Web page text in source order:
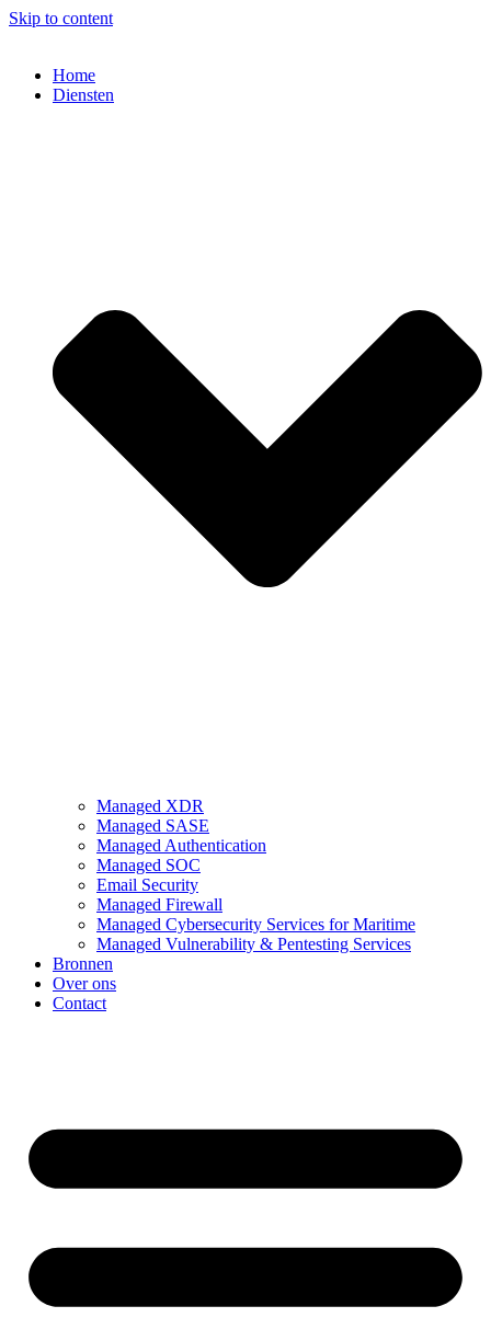
Skip to content
Home
Diensten
Managed XDR
Managed SASE
Managed Authentication
Managed SOC
Email Security
Managed Firewall
Managed Cybersecurity Services for Maritime
Managed Vulnerability & Pentesting Services
Bronnen
Over ons
Contact